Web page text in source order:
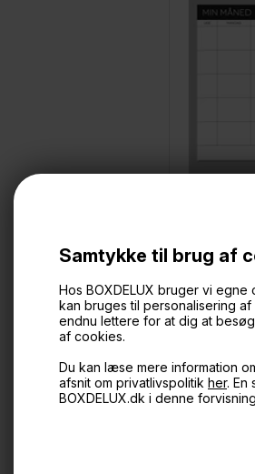
Samtykke til brug af
Hos BOXDELUX bruger vi
kan bruges til personalisering
endnu lettere for at dig at
af cookies.
Du kan læse mere information
afsnit om privatlivspolitik her. En
BOXDELUX.dk i denne
På lager
Kun hos